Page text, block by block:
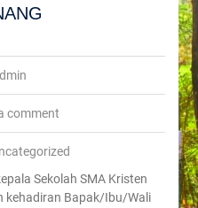
comment
Sekolah SMA Kristen
kehadiran Bapak/Ibu/Wali